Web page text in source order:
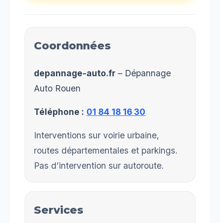
Coordonnées
depannage-auto.fr – Dépannage
Auto Rouen
Téléphone : 01 84 18 16 30
Interventions sur voirie urbaine,
routes départementales et parkings.
Pas d’intervention sur autoroute.
Services